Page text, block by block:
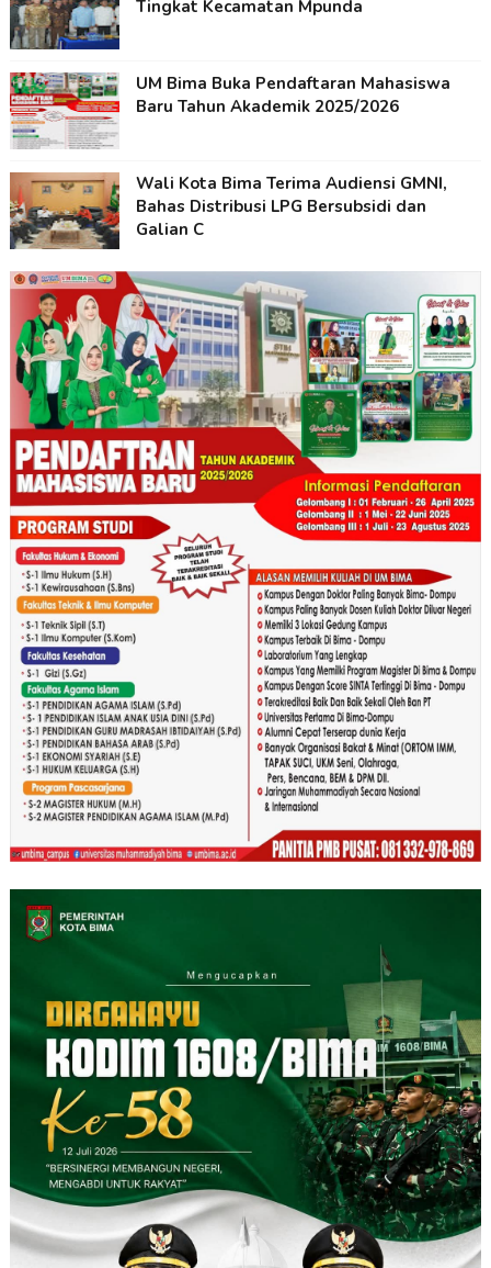
Tingkat Kecamatan Mpunda
UM Bima Buka Pendaftaran Mahasiswa
Baru Tahun Akademik 2025/2026
Wali Kota Bima Terima Audiensi GMNI,
Bahas Distribusi LPG Bersubsidi dan
Galian C